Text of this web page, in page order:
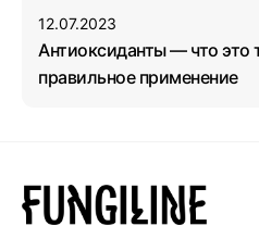
12.07.2023
Антиоксиданты — что это
правильное применение